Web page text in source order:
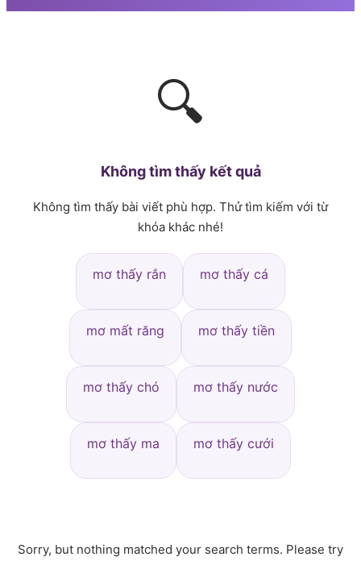
🔍
Không tìm thấy kết quả
Không tìm thấy bài viết phù hợp. Thử tìm kiếm với từ
khóa khác nhé!
mơ thấy rắn mơ thấy cá
mơ mất răng mơ thấy tiền
mơ thấy chó mơ thấy nước
mơ thấy ma mơ thấy cưới
Sorry, but nothing matched your search terms. Please try